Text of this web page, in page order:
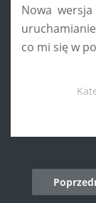
Nowa
co mi się w
Post
navigation